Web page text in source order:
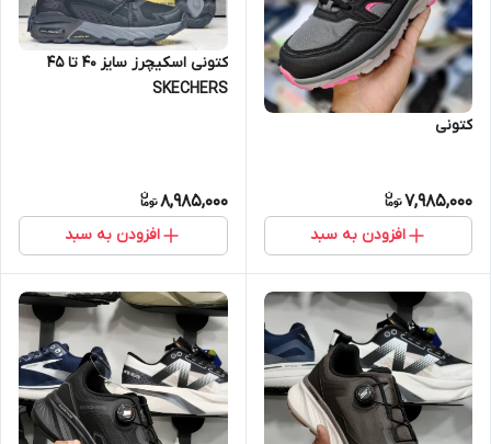
کتونی
7,985,000
افزودن به سبد
کتونی اسکیچرز سایز ۴۰ تا ۴۵
SKECHERS
8,985,000
افزودن به سبد